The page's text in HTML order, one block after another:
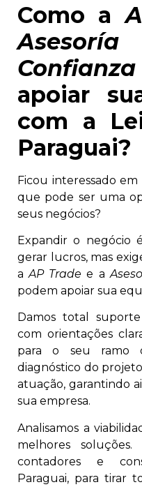
Como a
Asesoría
Confianza
apoiar
com a
Paraguai?
Ficou interessado
que pode ser uma
seus negócios?
Expandir o negócio
gerar lucros, mas
aAP Trade e a
podem apoiar sua
Damos total
com orientações
para o seu ramo
diagnóstico do
atuação, garantindo
sua empresa.
Analisamos a
melhores
contadores e
Paraguai, para tirar